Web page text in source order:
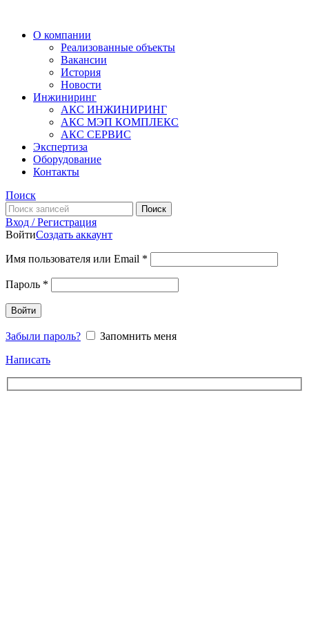
О компании
Реализованные объекты
Вакансии
История
Новости
Инжиниринг
АКС ИНЖИНИРИНГ
АКС МЭП КОМПЛЕКС
АКС СЕРВИС
Экспертиза
Оборудование
Контакты
Поиск
Поиск
Вход / Регистрация
ВойтиСоздать аккаунт
Имя пользователя или Email *
Пароль *
Войти
Забыли пароль?
Запомнить меня
Написать